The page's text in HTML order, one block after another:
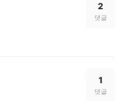
2
댓글
1
댓글